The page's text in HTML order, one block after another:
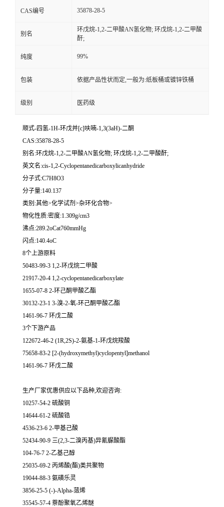
CAS编号 35878-28-5
别名
环戊烷-1,2-二甲酸AN氢化物; 环戊烷-1,2-二甲酸
酐;
纯度 99%
包装 依据产品性状而定,一般为:纸板桶或镀锌铁桶
级别 医药级
顺式-四氢-1H-环戊并[c]呋喃-1,3(3aH)-二酮
CAS:35878-28-5
别名:环戊烷-1,2-二甲酸AN氢化物; 环戊烷-1,2-二甲酸酐;
英文名:cis-1,2-Cyclopentanedicarboxylicanhydride
分子式:C7H8O3
分子量:140.137
类别:其他>化学试剂>杂环化合物>
物化性质:密度:1.309g/cm3
沸点:289.2oCat760mmHg
闪点:140.4oC
8个上游原料
50483-99-3 1,2-环戊烷二甲酸
21917-20-4 1,2-cyclopentanedicarboxylate
1655-07-8 2-环己酮甲酸乙酯
30132-23-1 3-溴-2-氧-环己酮甲酸乙酯
1461-96-7 环戊二酸
3个下游产品
122672-46-2 (1R,2S)-2-氨基-1-环戊烷羧酸
75658-83-2 [2-(hydroxymethyl)cyclopentyl]methanol
1461-96-7 环戊二酸
生产厂家优惠供应以下品种,欢迎咨询:
10257-54-2 硫酸铜
14644-61-2 硫酸锆
4536-23-6 2-甲基己酸
52434-90-9 三(2,3-二溴丙基)异氰脲酸酯
104-76-7 2-乙基己醇
25035-69-2 丙烯酸(酯)类共聚物
19044-88-3 氨磺乐灵
3856-25-5 (-)-Alpha-蒎烯
35545-57-4 萘酚聚氧乙烯醚